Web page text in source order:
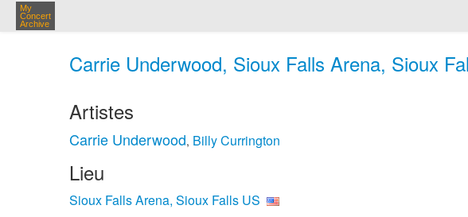
My
Concert
Archive
Carrie Underwood, Sioux Falls Arena, Sioux
Artistes
Carrie Underwood, Billy Currington
Lieu
Sioux Falls Arena, Sioux Falls US